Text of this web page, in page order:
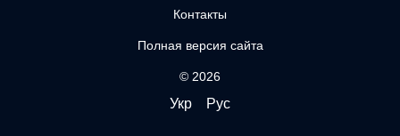
Контакты
Полная версия сайта
© 2026
Укр Рус